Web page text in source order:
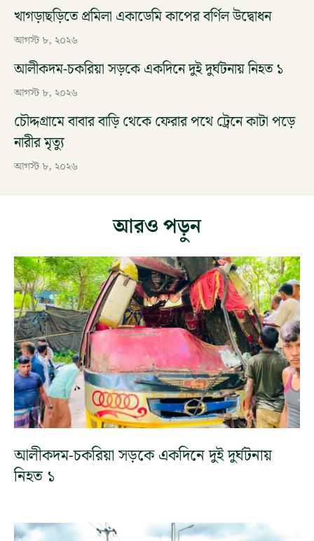
খাগড়াছড়িতে প্রমিলা একাডেমি কাপের বর্ণিল উদ্বোধন
আগস্ট ৮, ২০২৬
আলীকদম-চকরিয়া সড়কে একদিনে দুই দুর্ঘটনায় নিহত ১
আগস্ট ৮, ২০২৬
চৌদ্দগ্রামে বাবার বাড়ি থেকে ফেরার পথে ট্রেনে কাটা পড়ে
নারীর মৃত্যু
আগস্ট ৮, ২০২৬
আরও পড়ুন
আলীকদম-চকরিয়া সড়কে একদিনে দুই দুর্ঘটনায়
নিহত ১